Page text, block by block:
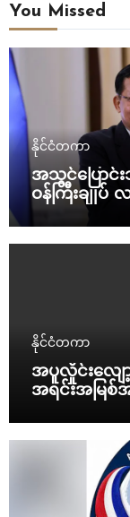
You Missed
နိုင်ငံတကာ
အသွင်ပြောင်
ဝန်ကြီးချု
နိုင်ငံတကာ
အပူလှိုင်းလျေ
အရင်းအမြစ်